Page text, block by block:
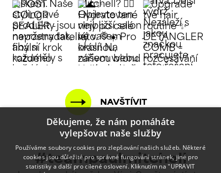
NAVŠTÍVIT
#teampaulmitchell
Děkujeme, že nám pomáháte
vylepšovat naše služby
Používáme soubory cookies pro zlepšování našich služeb. Některé
cookies jsou důležité pro správné fungování stránek, jiné pro
statistiky a další pro cílené oslovení. Kliknutím na "UPRAVIT